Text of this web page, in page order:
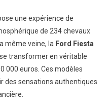
une expérience de
de 234 chevaux
même veine, la Ford Fiesta
transformer en véritable
000 euros. Ces modèles
des sensations authentiques